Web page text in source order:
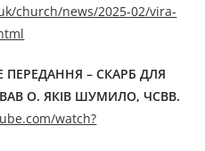
church/news/2025-02/vira-
ПЕРЕДАННЯ – СКАРБ ДЛЯ
О. ЯКІВ ШУМИЛО, ЧСВВ.
watch?